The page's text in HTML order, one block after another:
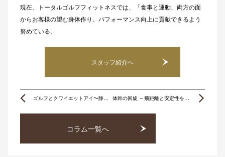
現在、トータルゴルフフィットネスでは、「食事と運動」両方の面
からお客様の望む身体作り、パフォーマンス向上に貢献できるよう
努めている。
スタッフ紹介へ
Prev ゴルフとクワイエットアイ〜静かな視線がパフォーマンスを変える〜 体幹の回旋 ～飛距離と安定性を高める身体づくり～
コラム一覧へ